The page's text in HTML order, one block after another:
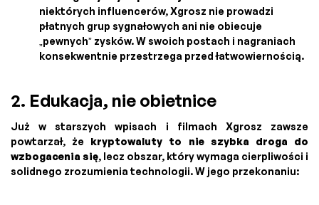
niektórych influencerów, Xgrosz nie prowadzi
płatnych grup sygnałowych ani nie obiecuje
„pewnych” zysków. W swoich postach i nagraniach
konsekwentnie przestrzega przed łatwowiernością.
2. Edukacja, nie obietnice
Już w starszych wpisach i filmach Xgrosz zawsze
powtarzał, że kryptowaluty to nie szybka droga do
wzbogacenia się, lecz obszar, który wymaga cierpliwości i
solidnego zrozumienia technologii. W jego przekonaniu: